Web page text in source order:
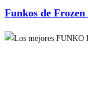
Funkos de